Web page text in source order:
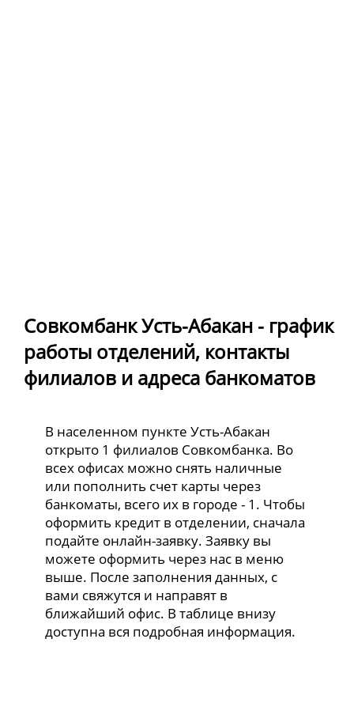
Совкомбанк Усть-Абакан - график
работы отделений, контакты
филиалов и адреса банкоматов
В населенном пункте Усть-Абакан
открыто 1 филиалов Совкомбанка. Во
всех офисах можно снять наличные
или пополнить счет карты через
банкоматы, всего их в городе - 1. Чтобы
оформить кредит в отделении, сначала
подайте онлайн-заявку. Заявку вы
можете оформить через нас в меню
выше. После заполнения данных, с
вами свяжутся и направят в
ближайший офис. В таблице внизу
доступна вся подробная информация.